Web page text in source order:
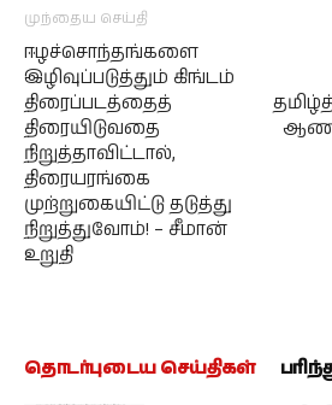
முந்தைய செய்தி
ஈழச்சொந்தங்களை
இழிவுப்படுத்தும் கிங்டம்
திரைப்படத்தைத்
திரையிடுவதை
நிறுத்தாவிட்டால்,
திரையரங்கை
முற்றுகையிட்டு தடுத்து
நிறுத்துவோம்! – சீமான்
உறுதி
தொடர்புடைய செய்திகள்